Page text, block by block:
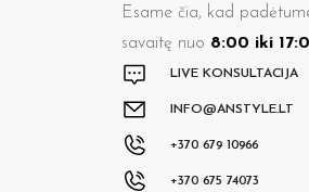
Esame čia, kad
savaitę nuo 8:00 iki
LIVE KONSULTACIJA
INFO@ANSTYLE.LT
+370 679 10966
+370 675 74073